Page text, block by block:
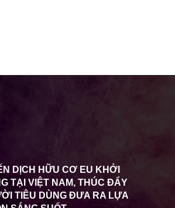
DỊCH HỮU CƠ EU KHỞI
TẠI VIỆT NAM, THÚC ĐẨY
TIÊU DÙNG ĐƯA RA LỰA